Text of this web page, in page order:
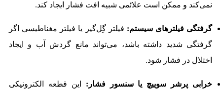
نمی‌کند و ممکن است علائمی شبیه افت فشار ایجاد کند.
گرفتگی فیلترهای سیستم: فیلتر گِل‌گیر یا فیلتر مغناطیسی اگر
گرفتگی شدید داشته باشد، می‌تواند مانع گردش آب و ایجاد
اختلال در فشار شود.
خرابی پرشر سوییچ یا سنسور فشار: این قطعه الکترونیکی